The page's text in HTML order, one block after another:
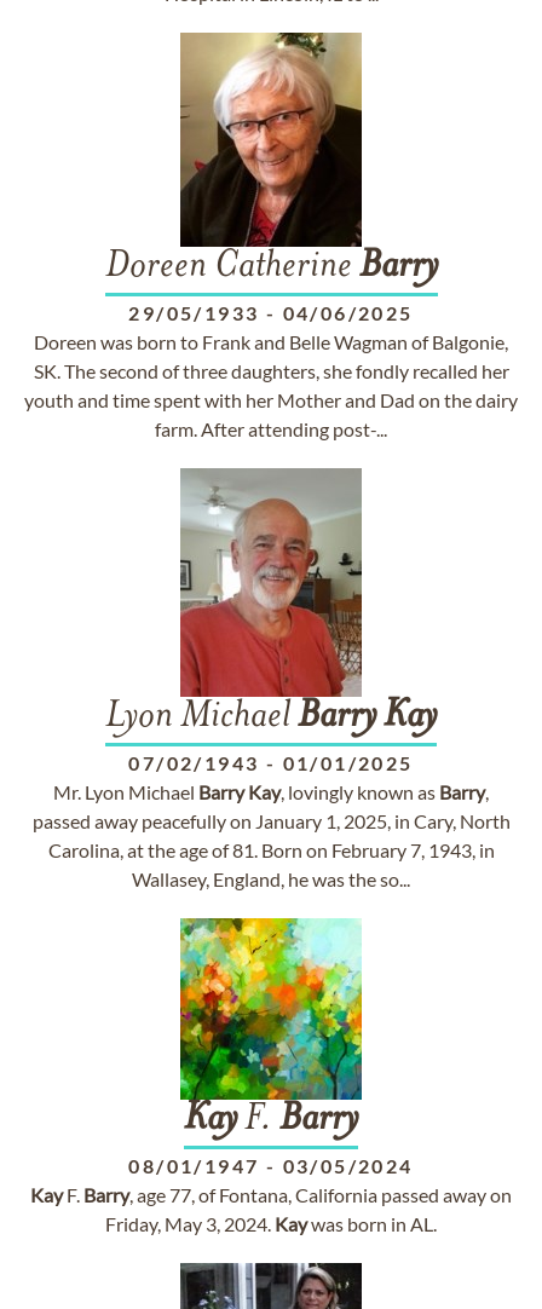
Doreen Catherine Barry
29/05/1933 - 04/06/2025
Doreen was born to Frank and Belle Wagman of Balgonie,
SK. The second of three daughters, she fondly recalled her
youth and time spent with her Mother and Dad on the dairy
farm. After attending post-...
Lyon MichaelBarryKay
07/02/1943 - 01/01/2025
Mr. Lyon Michael Barry Kay, lovingly known as Barry,
passed away peacefully on January 1, 2025, in Cary, North
Carolina, at the age of 81. Born on February 7, 1943, in
Wallasey, England, he was the so...
KayF. Barry
08/01/1947 - 03/05/2024
KayF. Barry, age 77, of Fontana, California passed away on
Friday, May 3, 2024. Kaywas born in AL.